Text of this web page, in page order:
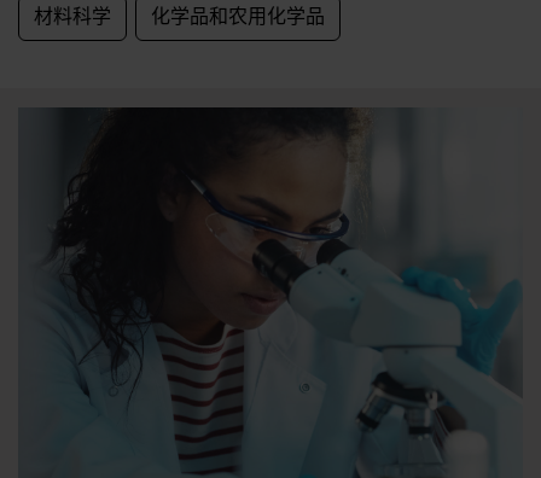
材料科学 化学品和农用化学品